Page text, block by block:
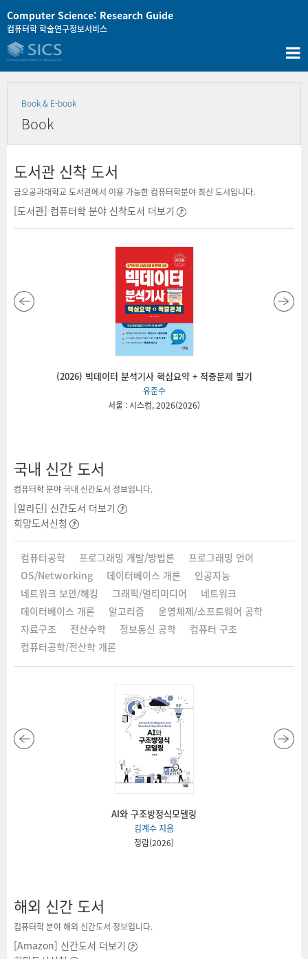
to
content
Computer Science: Research Guide
컴퓨터학 학술연구정보서비스
Book & E-book
Book
도서관 신착 도서
금오공과대학교 도서관에서 이용 가능한 컴퓨터학분야 최신 도서입니다.
[도서관] 컴퓨터학 분야 신착도서 더보기
(2026) 빅데이터 분석기사 핵심요약 + 적중문제 필기
유준수
서울 : 시스컴, 2026(2026)
국내 신간 도서
컴퓨터학 분야 국내 신간도서 정보입니다.
[알라딘] 신간도서 더보기
희망도서신청
컴퓨터공학 프로그래밍 개발/방법론
프로그래밍 언어
OS/Networking
데이터베이스 개론
인공지능
네트워크 보안/해킹
그래픽/멀티미디어
네트워크
데이터베이스 개론
알고리즘
운영체제/소프트웨어 공학
자료구조
전산수학 정보통신 공학
컴퓨터 구조
컴퓨터공학/전산학 개론
AI와 구조방정식모델링
김계수 지음
청람(2026)
해외 신간 도서
컴퓨터학 분야 해외 신간도서 정보입니다.
[Amazon] 신간도서 더보기